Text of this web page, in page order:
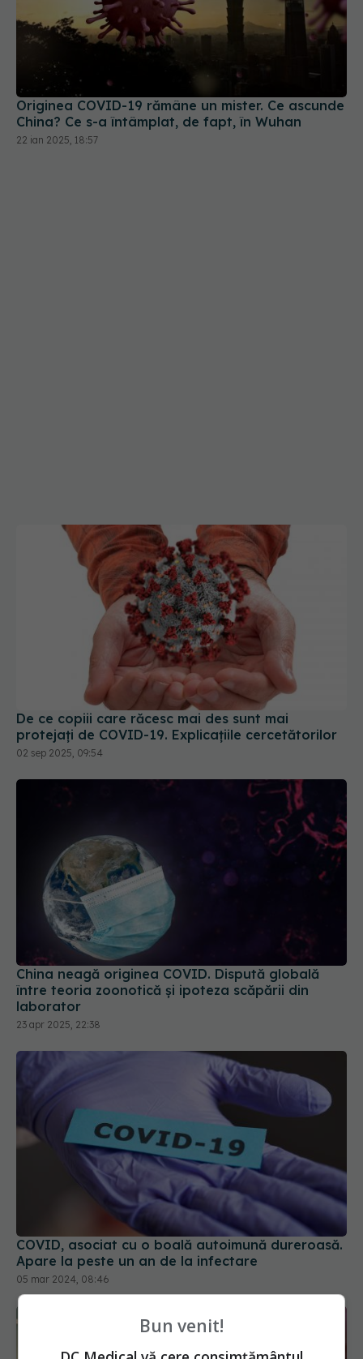
Originea COVID-19 rămâne un mister. Ce ascunde
China? Ce s-a întâmplat, de fapt, în Wuhan
22 ian 2025, 18:57
De ce copiii care răcesc mai des sunt mai
protejați de COVID-19. Explicațiile cercetătorilor
02 sep 2025, 09:54
China neagă originea COVID. Dispută globală
între teoria zoonotică și ipoteza scăpării din
laborator
23 apr 2025, 22:38
COVID, asociat cu o boală autoimună dureroasă.
Apare la peste un an de la infectare
05 mar 2024, 08:46
Bun venit!